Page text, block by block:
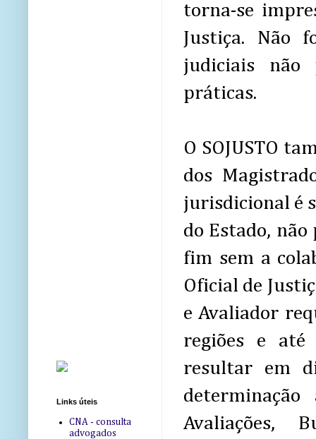
torna-se
Justiça. Não
judiciais não
práticas.
O SOJUSTO
dos
jurisdicional é
do Estado, não
fim sem a
Oficial de
e Avaliador
regiões e até
resultar em
determinação
Avaliações,
Links úteis
CNA - consulta
advogados